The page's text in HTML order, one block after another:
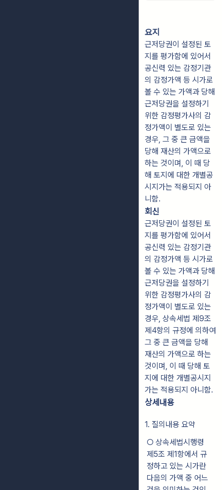
요지
근저당권이 설정된 토
지를 평가함에 있어서
공신력 있는 감정기관
의 감정가액 등 시가로
볼 수 있는 가액과 당해
근저당권을 설정하기
위한 감정평가사의 감
정가액이 별도로 있는
경우, 그 중 큰 금액을
당해 재산의 가액으로
하는 것이며, 이 때 당
해 토지에 대한 개별공
시지가는 적용되지 아
니함.
회신
근저당권이 설정된 토
지를 평가함에 있어서
공신력 있는 감정기관
의 감정가액 등 시가로
볼 수 있는 가액과 당해
근저당권을 설정하기
위한 감정평가사의 감
정가액이 별도로 있는
경우, 상속세법 제9조
제4항의 규정에 의하여
그 중 큰 금액을 당해
재산의 가액으로 하는
것이며, 이 때 당해 토
지에 대한 개별공시지
가는 적용되지 아니함.
상세내용
1. 질의내용 요약
○ 상속세법시행령
제5조 제1항에서 규
정하고 있는 시가란
다음의 가액 중 어느